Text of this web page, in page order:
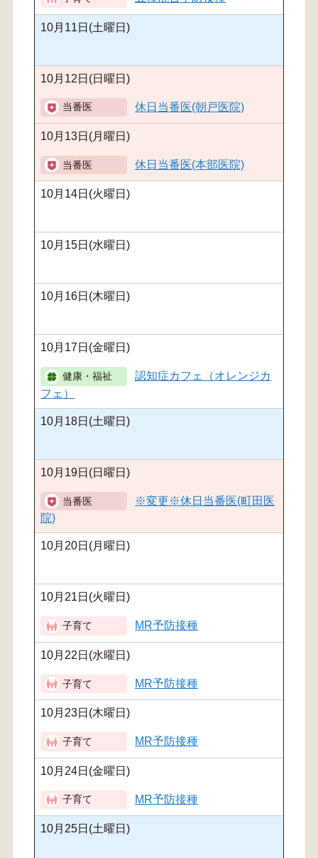
10月11日(土曜日)
10月12日(日曜日)
休日当番医(朝戸医院)
10月13日(月曜日)
休日当番医(本部医院)
10月14日(火曜日)
10月15日(水曜日)
10月16日(木曜日)
10月17日(金曜日)
認知症カフェ（オレンジカ
フェ）
10月18日(土曜日)
10月19日(日曜日)
※変更※休日当番医(町田医
院)
10月20日(月曜日)
10月21日(火曜日)
MR予防接種
10月22日(水曜日)
MR予防接種
10月23日(木曜日)
MR予防接種
10月24日(金曜日)
MR予防接種
10月25日(土曜日)